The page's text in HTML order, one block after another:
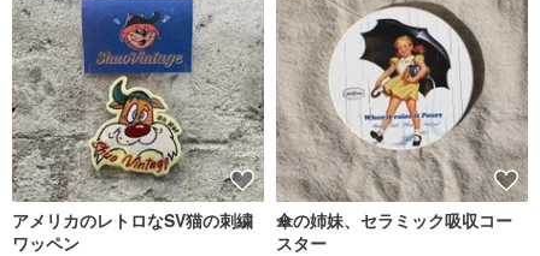
アメリカのレトロなSV猫の刺繍
ワッペン
傘の姉妹、セラミック吸収コー
スター